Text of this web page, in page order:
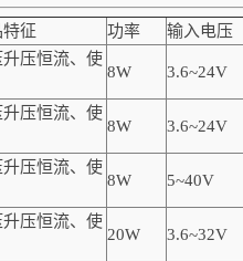
特征 功率 输入电压
升压恒流、使
8W 3.6~24V
升压恒流、使
8W 3.6~24V
升压恒流、使
8W 5~40V
升压恒流、使
20W 3.6~32V